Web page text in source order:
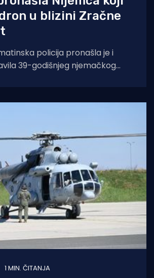
u blizini Zračne
policija pronašla je i
39-godišnjeg njemačkog
1 MIN. ČITANJA